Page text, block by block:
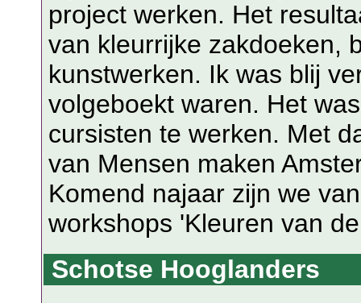
project werken. Het
van kleurrijke zakdoeken,
kunstwerken. Ik was blij
volgeboekt waren. Het
cursisten te werken. Met
van Mensen maken
Komend najaar zijn we
workshops 'Kleuren van
Schotse Hooglanders